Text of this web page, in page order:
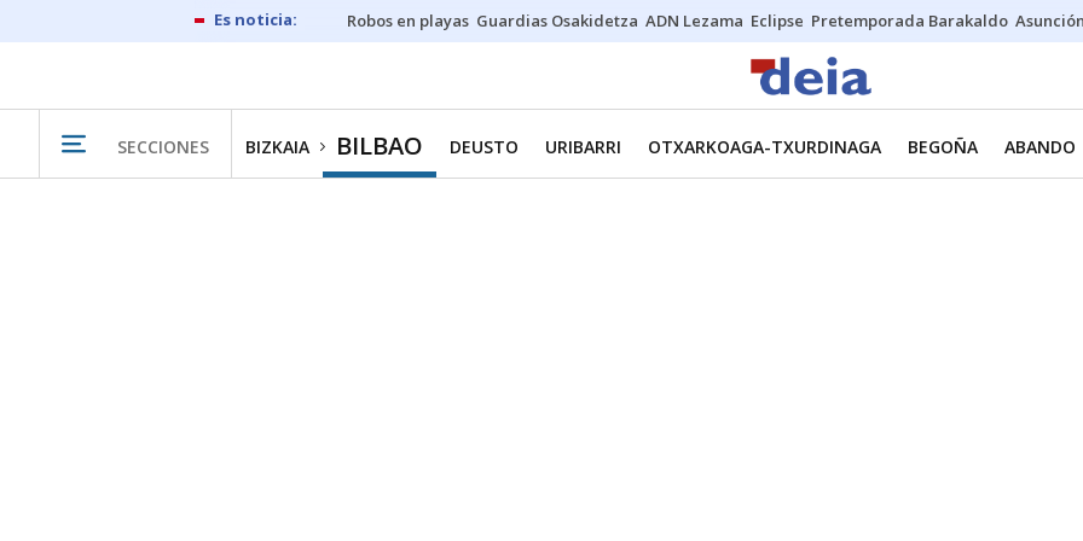
Robos en playas Guardias Osakidetza ADN Lezama Eclipse Pretemporada Barakaldo
SECCIONES BIZKAIA BILBAO DEUSTO URIBARRI OTXARKOAGA-TXURDINAGA BEGOÑA ABANDO